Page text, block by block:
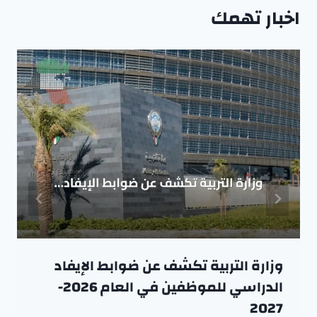
اخبار تهمك
وزارة التربية تكشف عن ضوابط الإيفاد
الدراسي للموظفين في العام 2026-
2027